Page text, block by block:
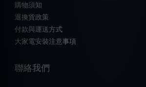
購物須知
退換貨政策
付款與運送方式
大家電安裝注意事項
聯絡我們